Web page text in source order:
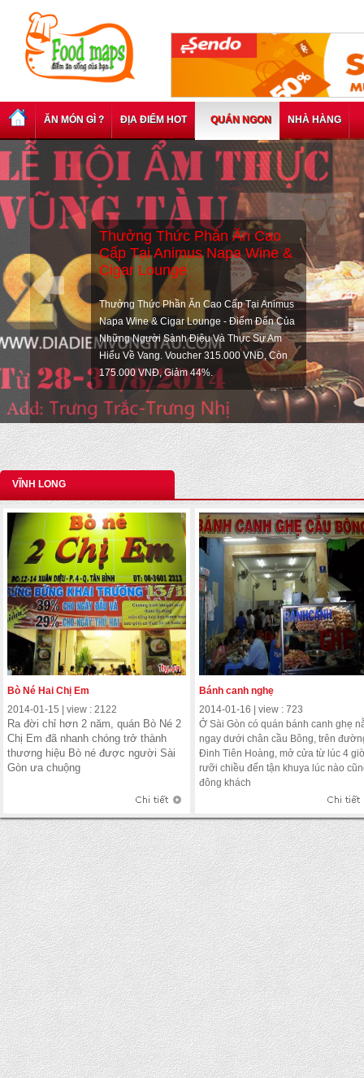
ĂN MÓN GÌ ? ĐỊA ĐIỂM HOT QUÁN NGON NHÀ HÀNG
VĨNH LONG
Bò Né Hai Chị Em
2014-01-15 | view : 2122
Ra đời chỉ hơn 2 năm, quán Bò Né 2
Chị Em đã nhanh chóng trở thành
thương hiệu Bò né được người Sài
Gòn ưa chuộng
Bánh canh nghẹ
2014-01-16 | view : 723
Ở Sài Gòn có quán bánh canh ghẹ
ngay dưới chân cầu Bông, trên
Đinh Tiên Hoàng, mở cửa từ lúc 4
rưỡi chiều đến tận khuya lúc nào
đông khách